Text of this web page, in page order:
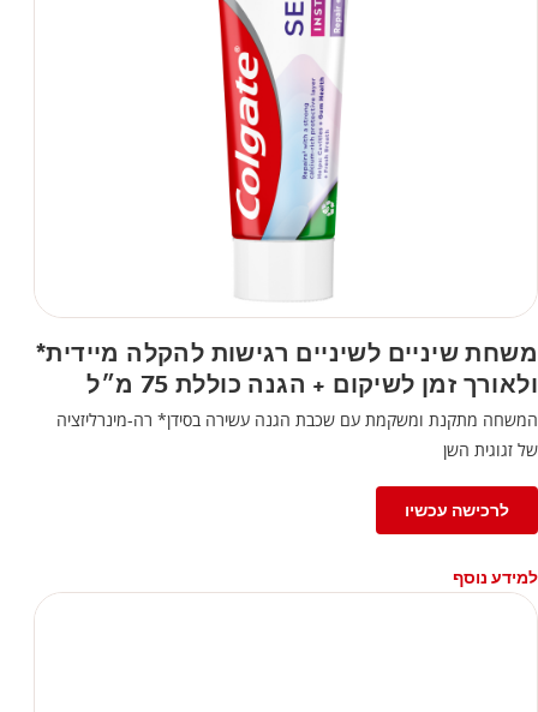
משחת שיניים לשיניים רגישות להקלה מיידית*
ולאורך זמן לשיקום + הגנה כוללת 75 מ״ל
המשחה מתקנת ומשקמת עם שכבת הגנה עשירה בסידן* רה-מינרליזציה
של זגוגית השן
לרכישה עכשיו
למידע נוסף